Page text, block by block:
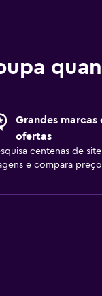
Grandes marcas
ofertas
centenas de
e compara